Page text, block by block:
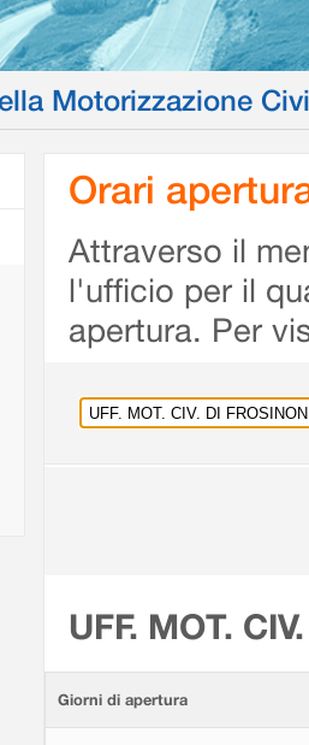
Motorizzazione
Orari
Attraverso il
l'ufficio per il
apertura. Per
UFF. MOT.
Giorni di apertura